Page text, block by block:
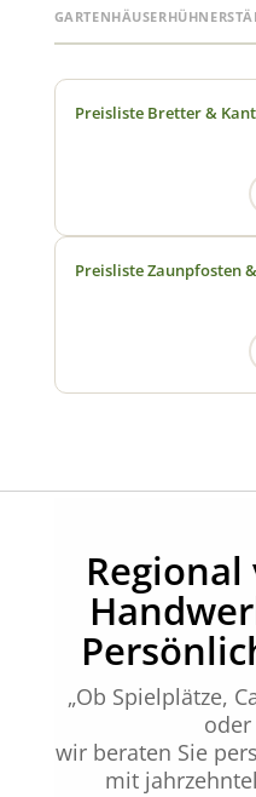
GARTENHÄUSER
Preisliste Bretter &
Preisliste Zaunpfosten
„Ob Spielplätze,
oder
wir beraten Sie
mit